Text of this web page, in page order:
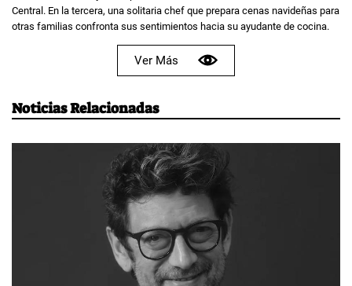
Central. En la tercera, una solitaria chef que prepara cenas navideñas para
otras familias confronta sus sentimientos hacia su ayudante de cocina.
Ver Más
Noticias Relacionadas